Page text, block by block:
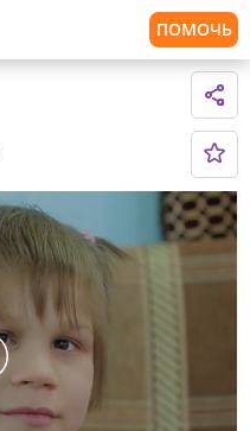
ПОМОЧЬ